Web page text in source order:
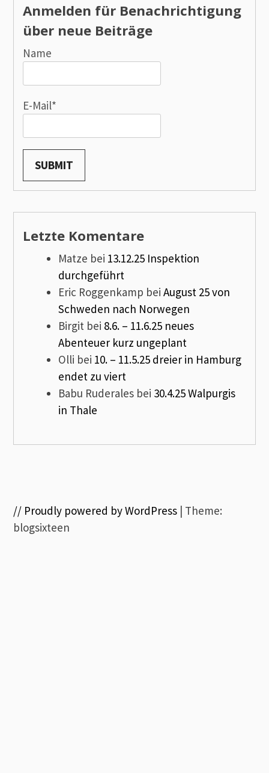
Anmelden für Benachrichtigung
über neue Beiträge
Name
E-Mail*
Letzte Komentare
Matze bei 13.12.25 Inspektion
durchgeführt
Eric Roggenkamp beiAugust 25 von
Schweden nach Norwegen
Birgit bei 8.6. – 11.6.25 neues
Abenteuer kurz ungeplant
Olli bei 10. – 11.5.25 dreier in Hamburg
endet zu viert
Babu Ruderales bei 30.4.25 Walpurgis
in Thale
// Proudly powered by WordPress | Theme:
blogsixteen